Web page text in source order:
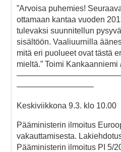
”Arvoisa puhemies!
ottamaan kantaa vuoden
tulevaksi suunnitellun
sisältöön. Vaaliuurnilla
mitä eri puolueet ovat tästä
mieltä.” Toimi Kankaanniemi
—————————–
Keskiviikkona 9.3. klo 10.00
Pääministerin ilmoitus
vakauttamisesta.
Pääministerin ilmoitus PI 5/